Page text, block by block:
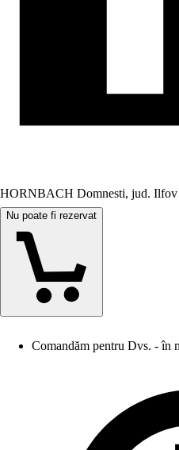
HORNBACH Domnesti, jud. Ilfov
Nu poate fi rezervat
Comandăm pentru Dvs. - în